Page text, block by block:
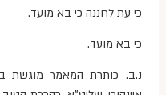
כי עת לחננה כי בא מועד.
כי בא מועד.
נ.ב. כותרת המאמר מוגשת